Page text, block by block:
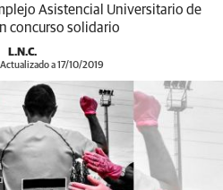
Asistencial Universitario de
concurso solidario
L.N.C.
Actualizado a 17/10/2019